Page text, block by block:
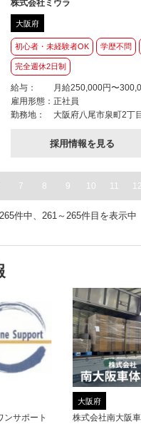
株式会社ミウラ
大阪府
初心者・未経験者OK 学歴不問
完全週休2日制
給与：
月給250,000円〜
雇用形態： 正社員
勤務地：
大阪府八尾市泉町2丁
採用情報を見る
7 8 9 10 11 12
265件中、261～265件目を表示中
ンサポート
大阪府
株式会社南大阪